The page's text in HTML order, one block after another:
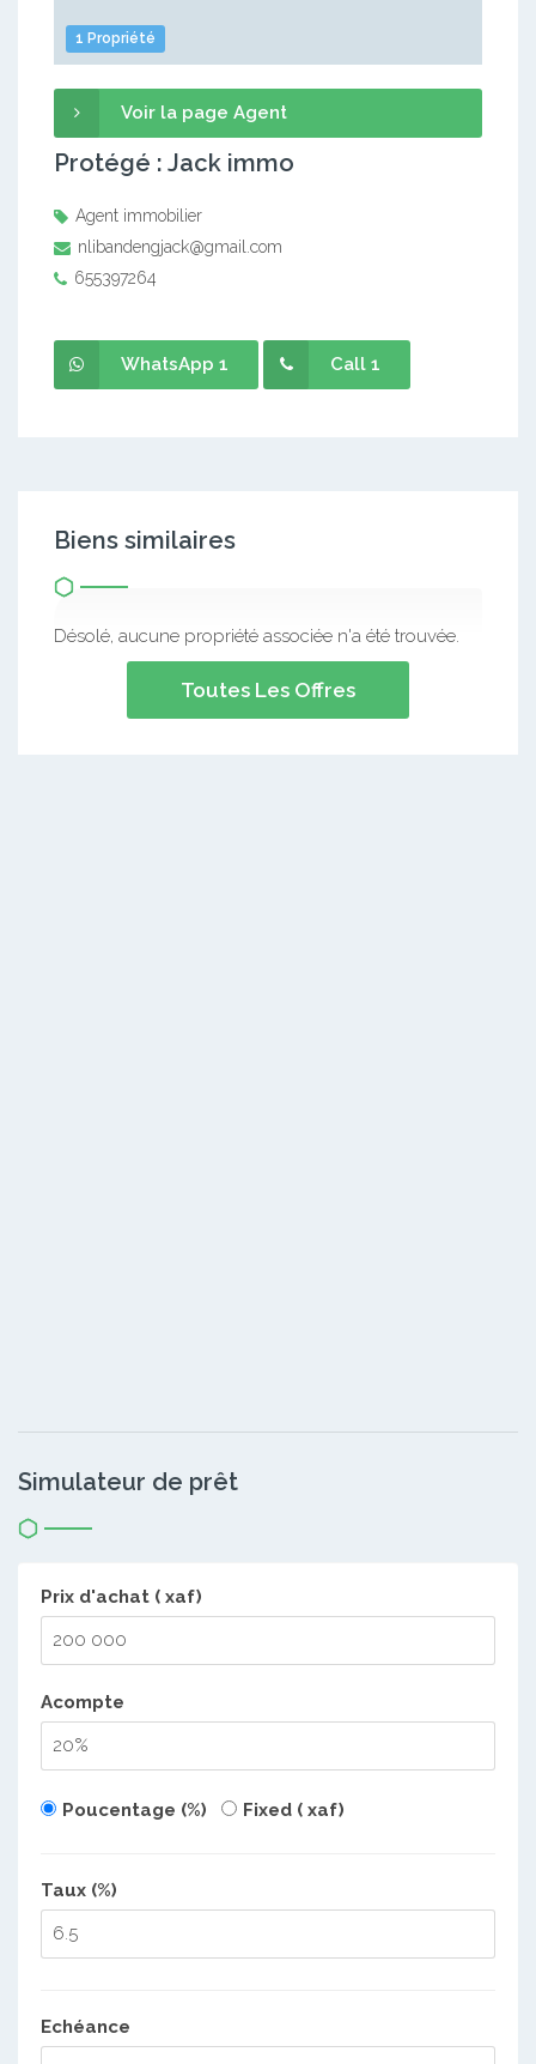
1 Propriété
Voir la page Agent
Protégé : Jack immo
Agent immobilier
nlibandengjack@gmail.com
655397264
WhatsApp 1 Call 1
Biens similaires
Désolé, aucune propriété associée n'a été trouvée.
Toutes Les Offres
Simulateur de prêt
Prix d'achat ( xaf)
Acompte
Poucentage (%) Fixed ( xaf)
Taux (%)
Echéance